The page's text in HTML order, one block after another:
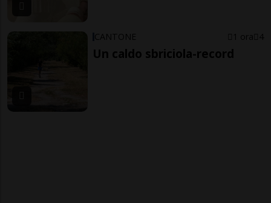
CANTONE 1 ora 4
Un caldo sbriciola-record